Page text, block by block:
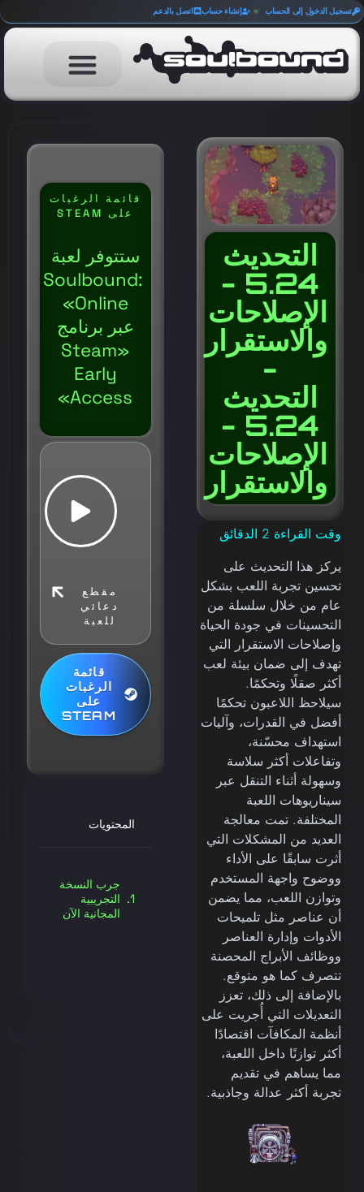
تسجيل الدخول إلى الحساب إنشاء حساب اتصل بالدعم
التحديث
5.24 -
الإصلاحات
والاستقرار
-
التحديث
5.24 -
الإصلاحات
والاستقرار
وقت القراءة 2 الدقائق
يركز هذا التحديث على
تحسين تجربة اللعب بشكل
عام من خلال سلسلة من
التحسينات في جودة الحياة
وإصلاحات الاستقرار التي
تهدف إلى ضمان بيئة لعب
أكثر صقلًا وتحكمًا.
سيلاحظ اللاعبون تحكمًا
أفضل في القدرات، وآليات
استهداف محسّنة،
وتفاعلات أكثر سلاسة
وسهولة أثناء التنقل عبر
سيناريوهات اللعبة
المختلفة. تمت معالجة
العديد من المشكلات التي
أثرت سابقًا على الأداء
ووضوح واجهة المستخدم
وتوازن اللعب، مما يضمن
أن عناصر مثل تلميحات
الأدوات وإدارة العناصر
ووظائف الأبراج المحصنة
تتصرف كما هو متوقع.
بالإضافة إلى ذلك، تعزز
التعديلات التي أُجريت على
أنظمة المكافآت اقتصادًا
أكثر توازنًا داخل اللعبة،
مما يساهم في تقديم
تجربة أكثر عدالة وجاذبية.
قائمة الرغبات
على STEAM
ستتوفر لعبة
Soulbound:
Online»
عبر برنامج
«Steam
Early
Access»
مقطع
دعائي
للعبة
قائمة
الرغبات
على
STEAM
المحتويات
جرب النسخة
التجريبية
المجانية الآن